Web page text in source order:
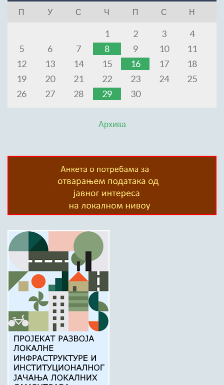
П У С Ч П С Н
1 2 3
4
5
6 7 8 9 10
11
12
13 14 15 16 17
18
19
20 21 22 23 24
25
26
27 28 29 30
Архива